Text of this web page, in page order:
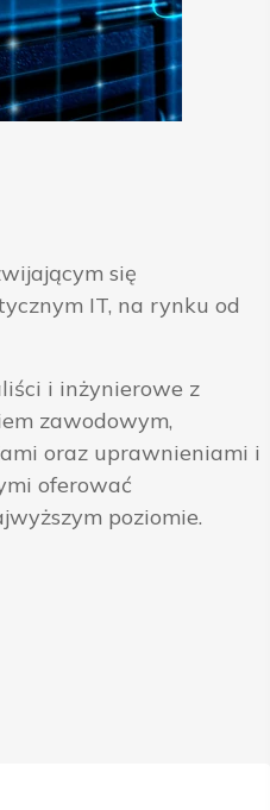
się
IT, na rynku od
i inżynierowe z
zawodowym,
oraz uprawnieniami i
oferować
poziomie.